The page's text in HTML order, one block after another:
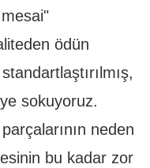
ödün
sokuyoruz.
neden
bu kadar zor